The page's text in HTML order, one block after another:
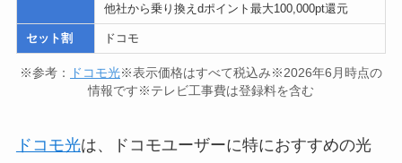
他社から乗り換えdポイント最大100,000pt還元
セット割 ドコモ
※参考： ドコモ光※表示価格はすべて税込み※2026年6月時点の
情報です※テレビ工事費は登録料を含む
ドコモ光は、ドコモユーザーに特におすすめの光